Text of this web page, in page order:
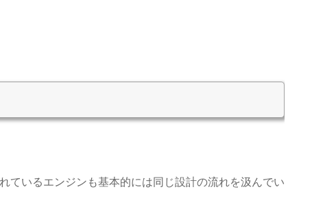
ているエンジンも基本的には同じ設計の流れを汲んでい